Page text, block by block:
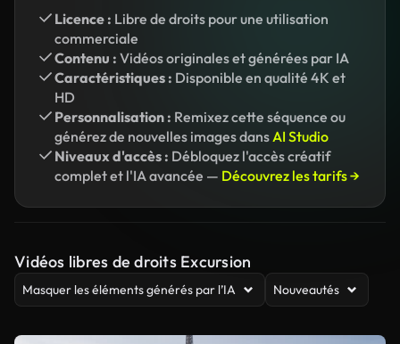
Licence : Libre de droits pour une utilisation
commerciale
Contenu : Vidéos originales et générées par IA
Caractéristiques : Disponible en qualité 4K et
HD
Personnalisation : Remixez cette séquence ou
générez de nouvelles images dansAI Studio
Niveaux d'accès : Débloquez l'accès créatif
complet et l'IA avancée — Découvrez les tarifs →
Vidéos libres de droits Excursion
Masquer les éléments générés par l’IA Nouveautés